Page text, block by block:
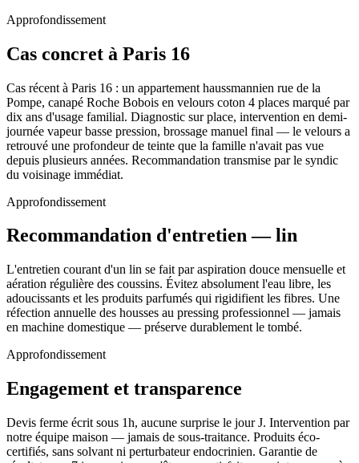
Approfondissement
Cas concret à Paris 16
Cas récent à Paris 16 : un appartement haussmannien rue de la
Pompe, canapé Roche Bobois en velours coton 4 places marqué par
dix ans d'usage familial. Diagnostic sur place, intervention en demi-
journée vapeur basse pression, brossage manuel final — le velours a
retrouvé une profondeur de teinte que la famille n'avait pas vue
depuis plusieurs années. Recommandation transmise par le syndic
du voisinage immédiat.
Approfondissement
Recommandation d'entretien — lin
L'entretien courant d'un lin se fait par aspiration douce mensuelle et
aération régulière des coussins. Évitez absolument l'eau libre, les
adoucissants et les produits parfumés qui rigidifient les fibres. Une
réfection annuelle des housses au pressing professionnel — jamais
en machine domestique — préserve durablement le tombé.
Approfondissement
Engagement et transparence
Devis ferme écrit sous 1h, aucune surprise le jour J. Intervention par
notre équipe maison — jamais de sous-traitance. Produits éco-
certifiés, sans solvant ni perturbateur endocrinien. Garantie de